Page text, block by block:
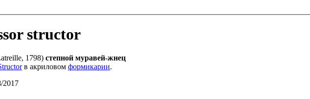
structor
1798) степной муравей-жнец
в акриловом формикарии.
2017